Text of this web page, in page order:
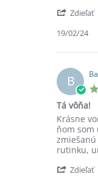
Zdieľať
19/02/24
B
Tá vôňa!
Review
by
Barbora
M.
29
review
stating
Tá
vôňa!
Krásne
ňom som
rutinku,
Zdieľať